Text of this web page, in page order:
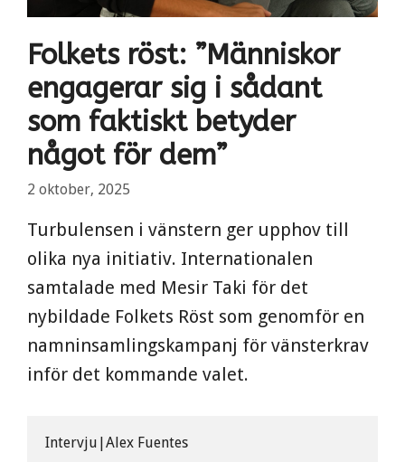
Folkets röst: ”Människor
engagerar sig i sådant
som faktiskt betyder
något för dem”
2 oktober, 2025
Turbulensen i vänstern ger upphov till
olika nya initiativ. Internationalen
samtalade med Mesir Taki för det
nybildade Folkets Röst som genomför en
namninsamlingskampanj för vänsterkrav
inför det kommande valet.
Intervju|Alex Fuentes